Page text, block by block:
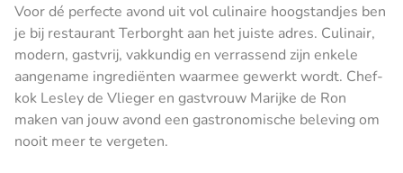
Voor dé perfecte avond uit vol culinaire hoogstandjes ben
je bij restaurant Terborght aan het juiste adres. Culinair,
modern, gastvrij, vakkundig en verrassend zijn enkele
aangename ingrediënten waarmee gewerkt wordt. Chef-
kok Lesley de Vlieger en gastvrouw Marijke de Ron
maken van jouw avond een gastronomische beleving om
nooit meer te vergeten.